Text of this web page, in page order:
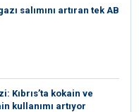
salımını artıran tek AB
Kıbrıs’ta kokain ve
kullanımı artıyor